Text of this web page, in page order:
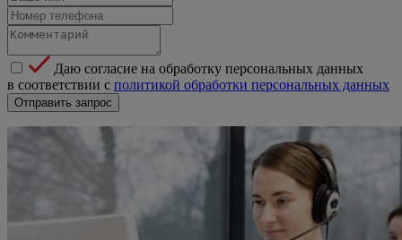
Даю согласие на обработку персональных данных
в соответствии с политикой обработки персональных данных
Отправить запрос